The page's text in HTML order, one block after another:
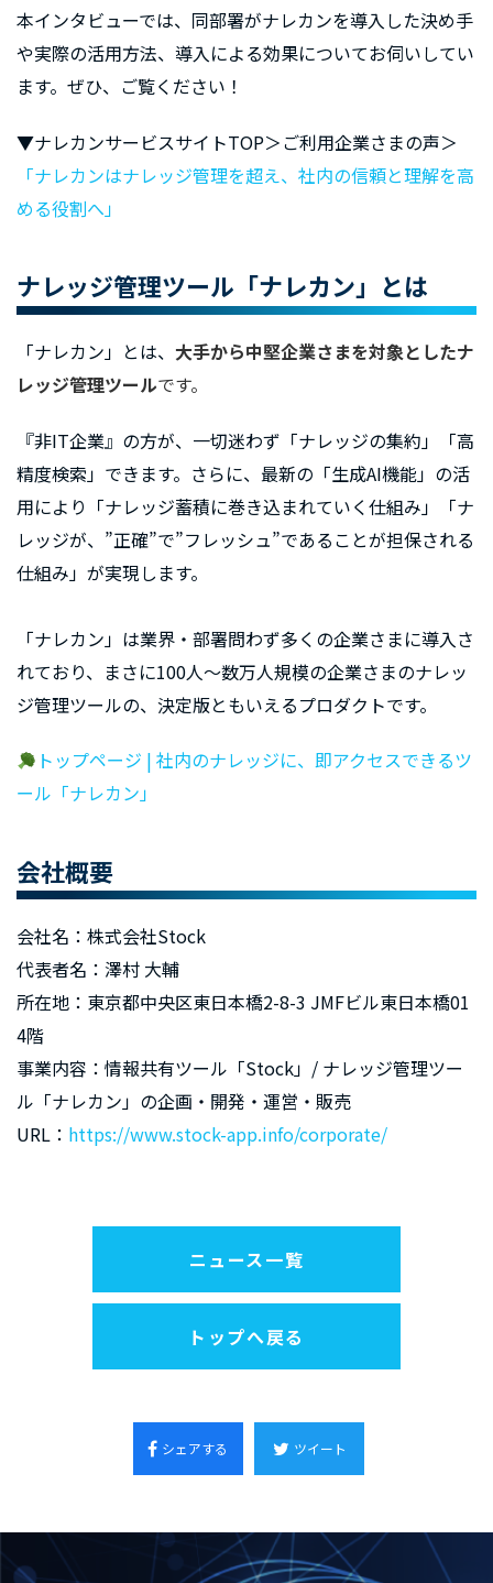
本インタビューでは、同部署がナレカンを導入した決め手
や実際の活用方法、導入による効果についてお伺いしてい
ます。ぜひ、ご覧ください！
▼ナレカンサービスサイトTOP＞ご利用企業さまの声＞
「ナレカンはナレッジ管理を超え、社内の信頼と理解を高
める役割へ」
ナレッジ管理ツール「ナレカン」とは
「ナレカン」とは、 大手から中堅企業さまを対象としたナ
レッジ管理ツールです。
『非IT企業』の方が、一切迷わず「ナレッジの集約」「高
精度検索」できます。さらに、最新の「生成AI機能」の活
用により「ナレッジ蓄積に巻き込まれていく仕組み」「ナ
レッジが、”正確”で”フレッシュ”であることが担保される
仕組み」が実現します。
「ナレカン」は業界・部署問わず多くの企業さまに導入さ
れており、まさに100人～数万人規模の企業さまのナレッ
ジ管理ツールの、決定版ともいえるプロダクトです。
トップページ | 社内のナレッジに、即アクセスできるツ
ール「ナレカン」
会社概要
会社名：株式会社Stock
代表者名：澤村 大輔
所在地：東京都中央区東日本橋2-8-3 JMFビル東日本橋01
4階
事業内容：情報共有ツール「Stock」/ ナレッジ管理ツー
ル「ナレカン」の企画・開発・運営・販売
URL： https://www.stock-app.info/corporate/
ニュース一覧
トップへ戻る
シェアする ツイート